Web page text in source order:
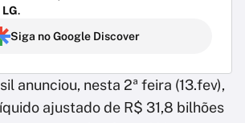
LG.
Siga no Google Discover
anunciou, nesta 2ª feira (13.fev),
ajustado de R$ 31,8 bilhões